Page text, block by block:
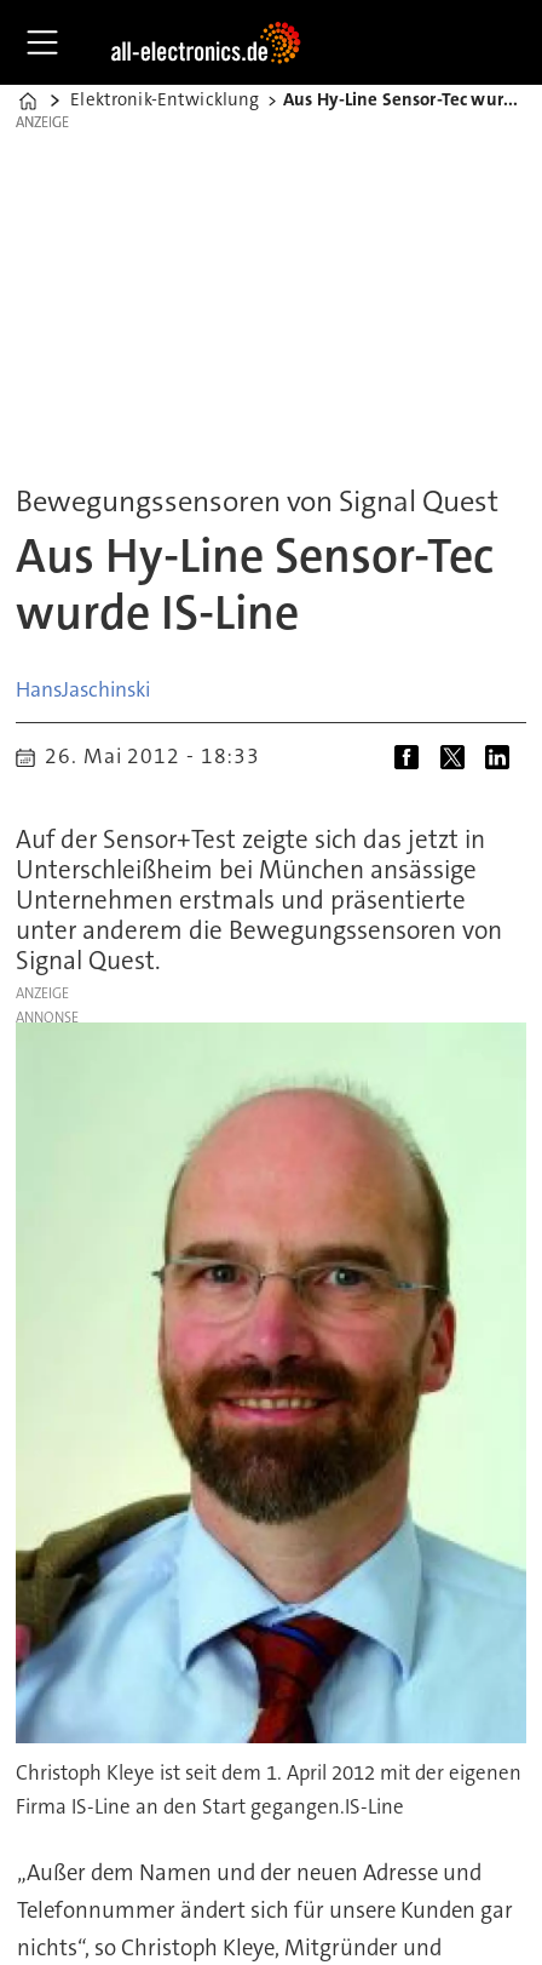
Home
Elektronik-Entwicklung Aus Hy-Line Sensor-Tec wurde IS-Line
ANZEIGE
ANZEIGE
Bewegungssensoren von Signal Quest
Aus Hy-Line Sensor-Tec
wurde IS-Line
HansJaschinski
26. Mai 2012 - 18:33
Auf der Sensor+Test zeigte sich das jetzt in
Unterschleißheim bei München ansässige
Unternehmen erstmals und präsentierte
unter anderem die Bewegungssensoren von
Signal Quest.
ANZEIGE
Christoph Kleye ist seit dem 1. April 2012 mit der eigenen
Firma IS-Line an den Start gegangen.IS-Line
„Außer dem Namen und der neuen Adresse und
Telefonnummer ändert sich für unsere Kunden gar
nichts“, so Christoph Kleye, Mitgründer und